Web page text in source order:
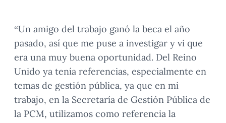
“Un amigo del trabajo ganó la beca el año
pasado, así que me puse a investigar y vi que
era una muy buena oportunidad. Del Reino
Unido ya tenía referencias, especialmente en
temas de gestión pública, ya que en mi
trabajo, en la Secretaría de Gestión Pública de
la PCM, utilizamos como referencia la